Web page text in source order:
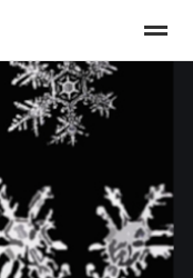
PERSOONLIJKE